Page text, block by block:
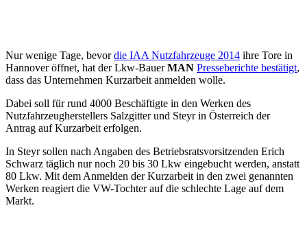
Nur wenige Tage, bevordie IAA Nutzfahrzeuge 2014 ihre Tore in
Hannover öffnet, hat der Lkw-BauerMAN Presseberichte bestätigt,
dass das Unternehmen Kurzarbeit anmelden wolle.
Dabei soll für rund 4000 Beschäftigte in den Werken des
Nutzfahrzeugherstellers Salzgitter und Steyr in Österreich der
Antrag auf Kurzarbeit erfolgen.
In Steyr sollen nach Angaben des Betriebsratsvorsitzenden Erich
Schwarz täglich nur noch 20 bis 30 Lkw eingebucht werden, anstatt
80 Lkw. Mit dem Anmelden der Kurzarbeit in den zwei genannten
Werken reagiert die VW-Tochter auf die schlechte Lage auf dem
Markt.